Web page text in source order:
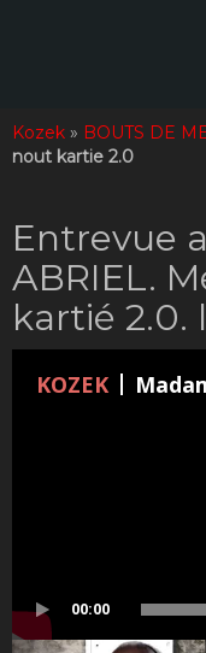
Kozek » BOUTS DE
nout kartie 2.0
Entrevue
ABRIEL.
kartié 2.0.
00:00
KOZEK